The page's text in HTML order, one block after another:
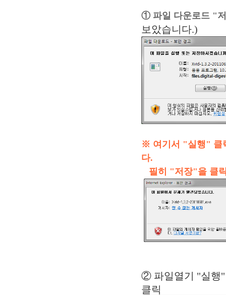
① 파일 다운로드 "
보았습니다.)
※ 여기서 "실행" 클
다.
필히 "저장"을 클
② 파일열
클릭